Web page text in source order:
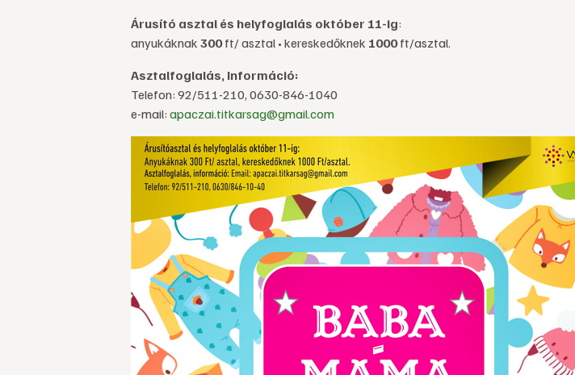
Árusító asztal és helyfoglalás október 11-ig:
anyukáknak 300ft/ asztal • kereskedőknek 1000ft/asztal.
Asztalfoglalás, Információ:
Telefon: 92/511-210, 0630-846-1040
e-mail: apaczai.titkarsag@gmail.com